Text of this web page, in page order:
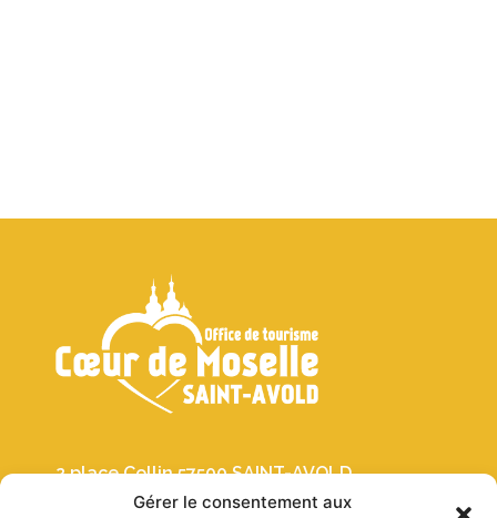
Gérer le consentement aux
2 place Collin 57500 SAINT-AVOLD
03 87 91 30 19